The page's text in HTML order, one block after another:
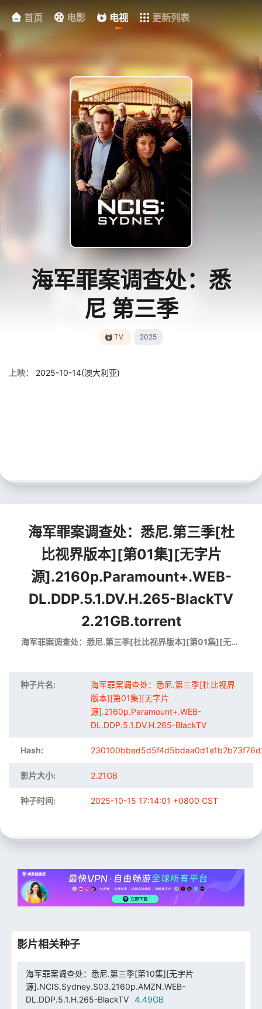
首页 电影 电视 更新列表
海军罪案调查处：悉
尼 第三季
TV 2025
上映： 2025-10-14(澳大利亚)
海军罪案调查处：悉尼.第三季[杜
比视界版本][第01集][无字片
源].2160p.Paramount+.WEB-
DL.DDP.5.1.DV.H.265-BlackTV
2.21GB.torrent
海军罪案调查处：悉尼.第三季[杜比视界版本][第01集][无字片源].2160p.Paramount+.WEB-DL.DDP.5.1.DV.H.265-BlackTV
种子片名:
海军罪案调查处：悉尼.第三季[杜比视界
版本][第01集][无字片
源].2160p.Paramount+.WEB-
DL.DDP.5.1.DV.H.265-BlackTV
Hash:
影片大小: 2.21GB
种子时间: 2025-10-15 17:14:01 +0800 CST
影片相关种子
海军罪案调查处：悉尼.第三季[第10集][无字片
源].NCIS.Sydney.S03.2160p.AMZN.WEB-
DL.DDP.5.1.H.265-BlackTV
4.49GB